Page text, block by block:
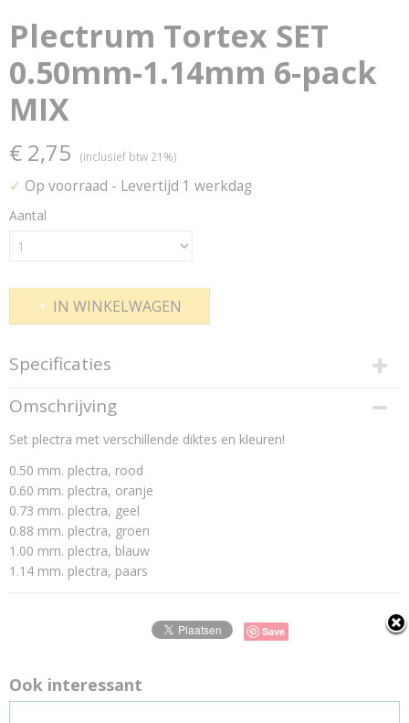
Plectrum Tortex SET
0.50mm-1.14mm 6-pack
MIX
€ 2,75 (inclusief btw 21%)
✓ Op voorraad - Levertijd 1 werkdag
Aantal
IN WINKELWAGEN
Specificaties
Productcode
tortex_mix
Productcode leverancier
Omschrijving
Set plectra met verschillende diktes en kleuren!
0.50 mm. plectra, rood
0.60 mm. plectra, oranje
0.73 mm. plectra, geel
0.88 mm. plectra, groen
1.00 mm. plectra, blauw
1.14 mm. plectra, paars
Save
Ook interessant